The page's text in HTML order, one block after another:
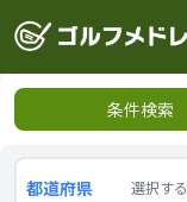
条件検索
都道府県 選択する